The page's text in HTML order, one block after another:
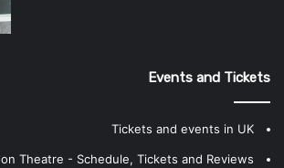
Events and Tickets
Tickets and events in UK
Theatre - Schedule, Tickets and Reviews